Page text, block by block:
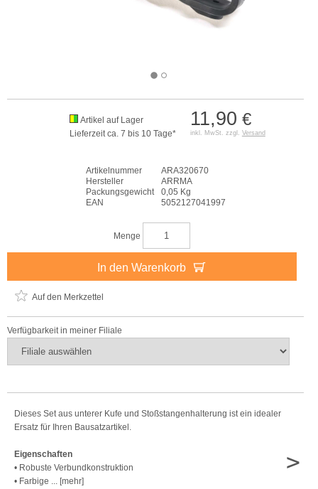
11,90 €
inkl. MwSt. zzgl. Versand
Artikel auf Lager
Lieferzeit ca. 7 bis 10 Tage*
Artikelnummer
ARA320670
Hersteller
ARRMA
Packungsgewicht
0,05 Kg
EAN
5052127041997
Menge
In den Warenkorb
Auf den Merkzettel
Verfügbarkeit in meiner Filiale
Dieses Set aus unterer Kufe und Stoßstangenhalterung ist ein idealer
Ersatz für Ihren Bausatzartikel.
Eigenschaften
• Robuste Verbundkonstruktion
• Farbige ... [mehr]
>